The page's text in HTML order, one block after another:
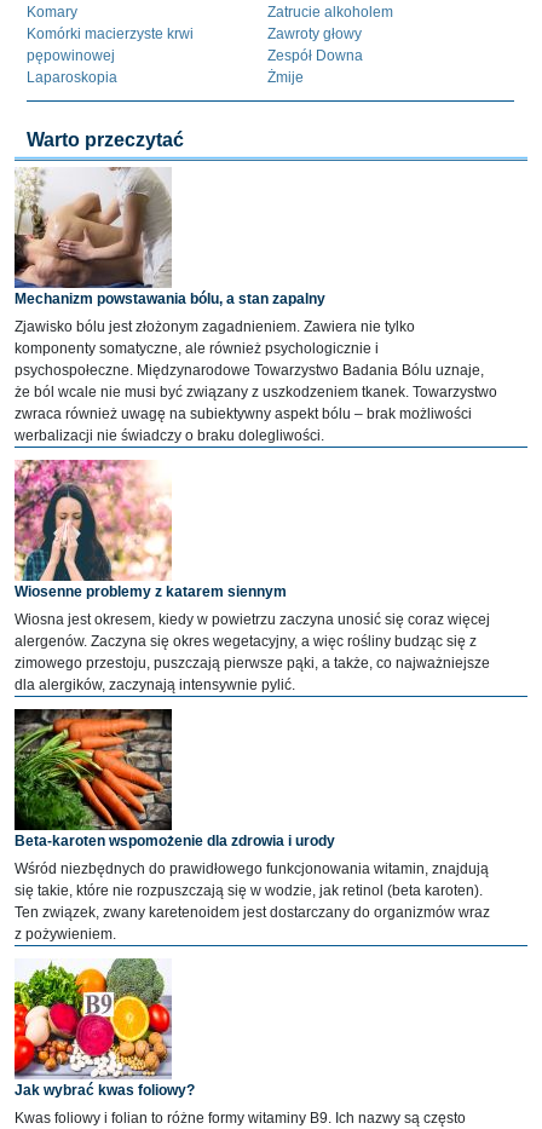
Komary
Komórki macierzyste krwi
pępowinowej
Laparoskopia
Zatrucie alkoholem
Zawroty głowy
Zespół Downa
Żmije
Warto przeczytać
Mechanizm powstawania bólu, a stan zapalny
Zjawisko bólu jest złożonym zagadnieniem. Zawiera nie tylko
komponenty somatyczne, ale również psychologicznie i
psychospołeczne. Międzynarodowe Towarzystwo Badania Bólu uznaje,
że ból wcale nie musi być związany z uszkodzeniem tkanek. Towarzystwo
zwraca również uwagę na subiektywny aspekt bólu – brak możliwości
werbalizacji nie świadczy o braku dolegliwości.
Wiosenne problemy z katarem siennym
Wiosna jest okresem, kiedy w powietrzu zaczyna unosić się coraz więcej
alergenów. Zaczyna się okres wegetacyjny, a więc rośliny budząc się z
zimowego przestoju, puszczają pierwsze pąki, a także, co najważniejsze
dla alergików, zaczynają intensywnie pylić.
Beta-karoten wspomożenie dla zdrowia i urody
Wśród niezbędnych do prawidłowego funkcjonowania witamin, znajdują
się takie, które nie rozpuszczają się w wodzie, jak retinol (beta karoten).
Ten związek, zwany karetenoidem jest dostarczany do organizmów wraz
z pożywieniem.
Jak wybrać kwas foliowy?
Kwas foliowy i folian to różne formy witaminy B9. Ich nazwy są często